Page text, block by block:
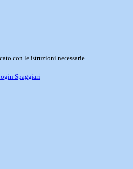
con le istruzioni necessarie.
Spaggiari